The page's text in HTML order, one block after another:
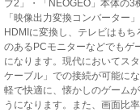
ブ2」・「NEOGEO」本体の3
「映像出力変換コンバーター
HDMIに変換し、テレビはも
のあるPCモニターなどでもゲ
になります。現代においてス
ケーブル」での接続が可能に
軽で快適に、懐かしのゲーム
うになります。また、画面比